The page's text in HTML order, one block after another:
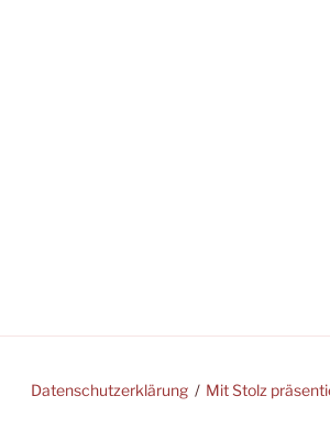
Datenschutzerklärung Mit Stolz